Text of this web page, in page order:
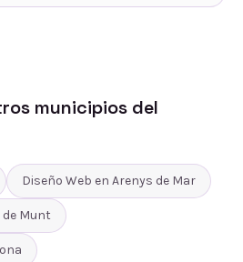
municipios del
Diseño Web en Arenys de Mar
de Munt